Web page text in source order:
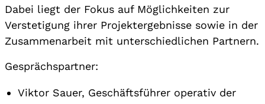
Dabei liegt der Fokus auf Möglichkeiten zur
Verstetigung ihrer Projektergebnisse sowie in der
Zusammenarbeit mit unterschiedlichen Partnern.
Gesprächspartner:
Viktor Sauer, Geschäftsführer operativ der